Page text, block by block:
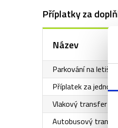
Příplatky za
Název
Parkování na letišti
Příplatek za
Vlakový transfer
Autobusový